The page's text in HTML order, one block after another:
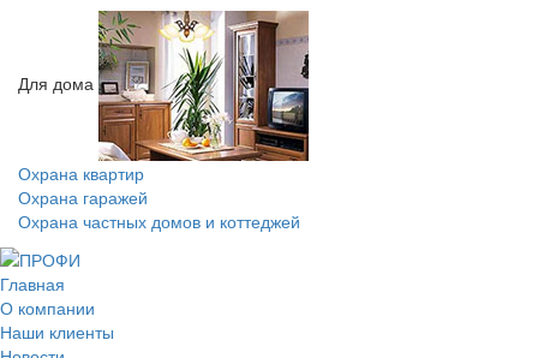
Для дома
Охрана квартир
Охрана гаражей
Охрана частных домов и коттеджей
Главная
О компании
Наши клиенты